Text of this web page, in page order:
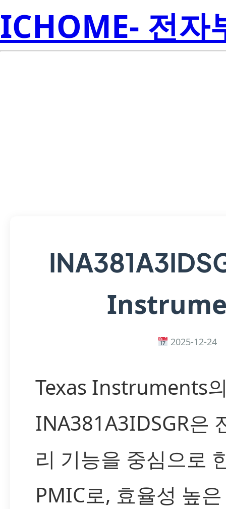
ICHOME- 전자
2025-12-24
Texas Instruments
INA381A3IDSGR은
리 기능을 중심으로
PMIC로, 효율성 높